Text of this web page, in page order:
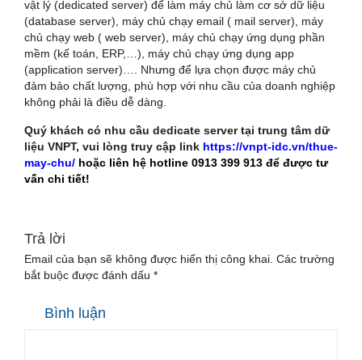
vật lý (dedicated server) để làm máy chủ làm cơ sở dữ liệu
(database server), máy chủ chạy email ( mail server), máy
chủ chạy web ( web server), máy chủ chạy ứng dụng phần
mềm (kế toán, ERP,…), máy chủ chạy ứng dụng app
(application server)…. Nhưng để lựa chọn được máy chủ
đảm bảo chất lượng, phù hợp với nhu cầu của doanh nghiệp
không phải là điều dễ dàng.
Quý khách có nhu cầu dedicate server tại trung tâm dữ
liệu VNPT, vui lòng truy cập link https://vnpt-idc.vn/thue-
may-chu/ hoặc liên hệ hotline 0913 399 913 để được tư
vấn chi tiết!
Trả lời
Email của bạn sẽ không được hiển thị công khai. Các trường
bắt buộc được đánh dấu *
Bình luận